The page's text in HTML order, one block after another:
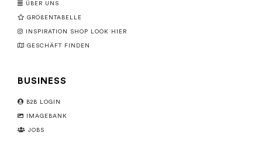
ÜBER UNS
GRÖßENTABELLE
INSPIRATION SHOP LOOK HIER
GESCHÄFT FINDEN
BUSINESS
B2B LOGIN
IMAGEBANK
JOBS